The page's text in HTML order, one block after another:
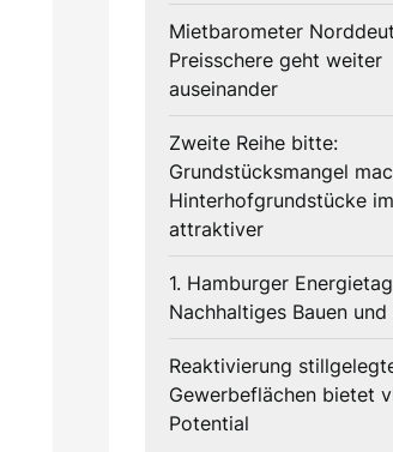
Mietbarometer
Preisschere geht weiter
auseinander
Zweite Reihe bitte:
Grundstücksmangel
Hinterhofgrundstücke
attraktiver
1. Hamburger
Nachhaltiges Bauen und
Reaktivierung
Gewerbeflächen bietet
Potential